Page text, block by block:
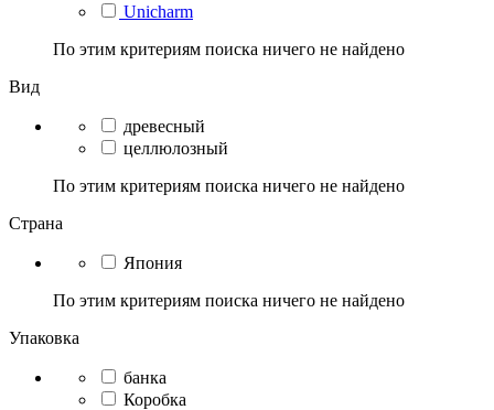
Unicharm
По этим критериям поиска ничего не найдено
Вид
древесный
целлюлозный
По этим критериям поиска ничего не найдено
Страна
Япония
По этим критериям поиска ничего не найдено
Упаковка
банка
Коробка